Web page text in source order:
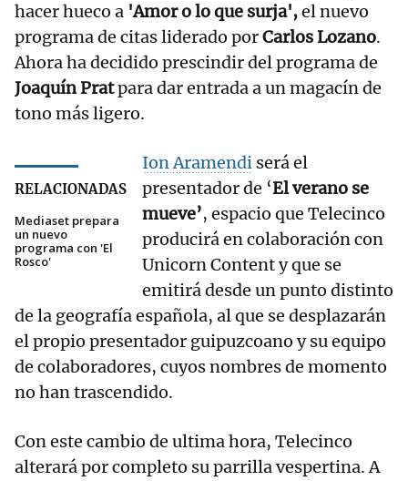
hacer hueco a 'Amor o lo que surja',el nuevo
programa de citas liderado porCarlos Lozano.
Ahora ha decidido prescindir del programa de
Joaquín Pratpara dar entrada a un magacín de
tono más ligero.
RELACIONADAS
Mediaset prepara
un nuevo
programa con 'El
Rosco'
Ion Aramendi será el
presentador de ‘El verano se
mueve’, espacio que Telecinco
producirá en colaboración con
Unicorn Content y que se
emitirá desde un punto distinto
de la geografía española, al que se desplazarán
el propio presentador guipuzcoano y su equipo
de colaboradores, cuyos nombres de momento
no han trascendido.
Con este cambio de ultima hora, Telecinco
alterará por completo su parrilla vespertina. A